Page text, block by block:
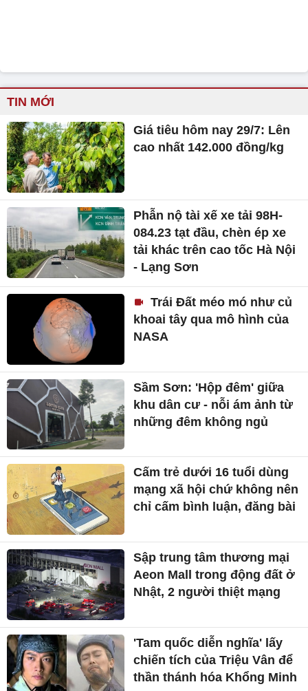
TIN MỚI
Giá tiêu hôm nay 29/7: Lên
cao nhất 142.000 đồng/kg
Phẫn nộ tài xế xe tải 98H-
084.23 tạt đầu, chèn ép xe
tải khác trên cao tốc Hà Nội
- Lạng Sơn
Trái Đất méo mó như củ
khoai tây qua mô hình của
NASA
Sầm Sơn: 'Hộp đêm' giữa
khu dân cư - nỗi ám ảnh từ
những đêm không ngủ
Cấm trẻ dưới 16 tuổi dùng
mạng xã hội chứ không nên
chỉ cấm bình luận, đăng bài
Sập trung tâm thương mại
Aeon Mall trong động đất ở
Nhật, 2 người thiệt mạng
'Tam quốc diễn nghĩa' lấy
chiến tích của Triệu Vân để
thần thánh hóa Khổng Minh